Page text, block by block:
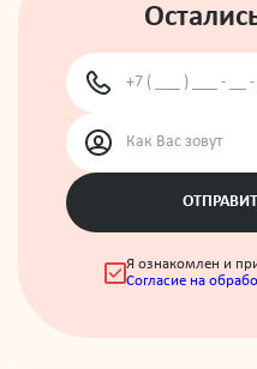
Я ознакомлен и
Согласие на